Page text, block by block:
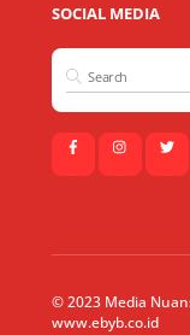
SOCIAL MEDIA
© 2023 Media
www.ebyb.co.id